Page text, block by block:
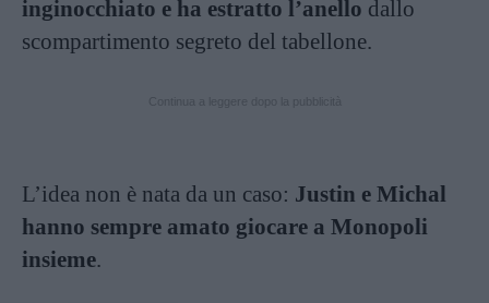
inginocchiato e ha estratto l’anello dallo
scompartimento segreto del tabellone.
L’idea non è nata da un caso: Justin e Michal
hanno sempre amato giocare a Monopoli
insieme.